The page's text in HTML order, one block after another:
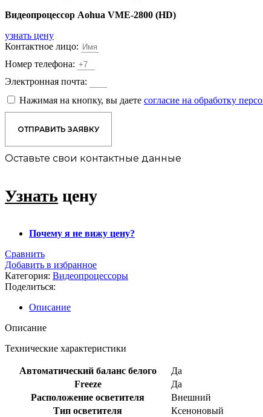
Видеопроцессор Aohua VME-2800 (HD)
узнать цену
Контактное лицо:
Номер телефона:
Электронная почта:
Нажимая на кнопку, вы даете согласие на обработку
ОТПРАВИТЬ ЗАЯВКУ
Оставьте свои контактные данные
Узнать цену
Почему я не вижу цену?
Сравнить
Добавить в избранное
Категория: Видеопроцессоры
Поделиться:
Описание
Описание
Технические характеристики
Автоматический баланс белого
Да
Freeze
Да
Расположение осветителя
Внешний
Тип осветителя
Ксеноновый